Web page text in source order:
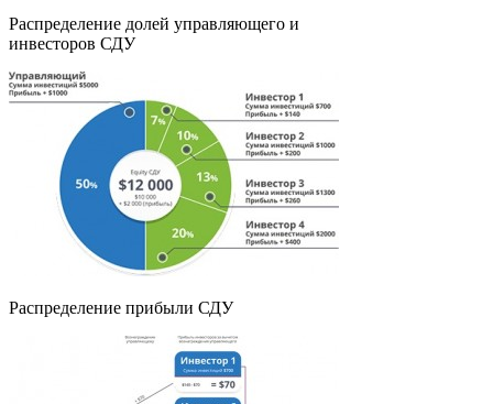
Распределение долей управляющего и
инвесторов СДУ
Распределение прибыли СДУ